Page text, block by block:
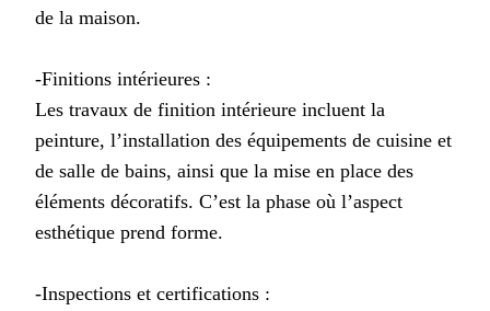
de la maison.
-Finitions intérieures :
Les travaux de finition intérieure incluent la
peinture, l’installation des équipements de cuisine et
de salle de bains, ainsi que la mise en place des
éléments décoratifs. C’est la phase où l’aspect
esthétique prend forme.
-Inspections et certifications :